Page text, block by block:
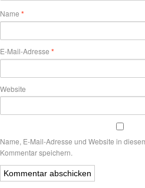
Name *
E-Mail-Adresse *
Website
Name, E-Mail-Adresse und Website in
Kommentar speichern.